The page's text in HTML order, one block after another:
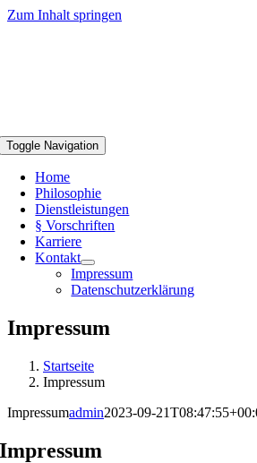
Zum Inhalt springen
Toggle Navigation
Home
Philosophie
Dienstleistungen
§ Vorschriften
Karriere
Kontakt
Impressum
Datenschutzerklärung
Impressum
Startseite
Impressum
Impressumadmin2023-09-
Impressum